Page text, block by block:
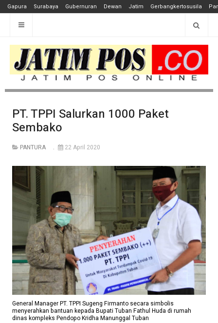
Gapura Surabaya Gubernuran Dewan Jatim Gerbangkertosusila
PT. TPPI Salurkan 1000 Paket
Sembako
PANTURA 22 April 2020
General Manager PT. TPPI Sugeng Firmanto secara simbolis
menyerahkan bantuan kepada Bupati Tuban Fathul Huda di rumah
dinas kompleks Pendopo Kridha Manunggal Tuban